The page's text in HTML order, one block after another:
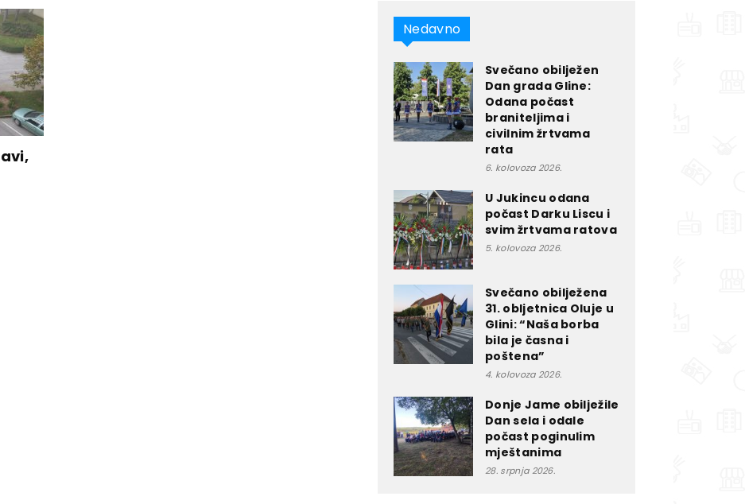
Nedavno
Svečano obilježen
Dan grada Gline:
Odana počast
braniteljima i
civilnim žrtvama
rata
6. kolovoza 2026.
U Jukincu odana
počast Darku Liscu i
svim žrtvama ratova
5. kolovoza 2026.
Svečano obilježena
31. obljetnica Oluje u
Glini: “Naša borba
bila je časna i
poštena”
4. kolovoza 2026.
Donje Jame obilježile
Dan sela i odale
počast poginulim
mještanima
28. srpnja 2026.